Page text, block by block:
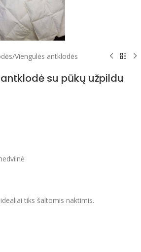
/Viengulės antklodės
su pūkų užpildu
tiks šaltomis naktimis.